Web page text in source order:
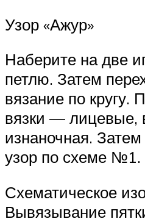
Узор «Ажур»
Наберите на две
петлю. Затем
вязание по кругу.
вязки — лицевые,
изнаночная.
узор по схеме №1.
Схематическое
Вывязывание